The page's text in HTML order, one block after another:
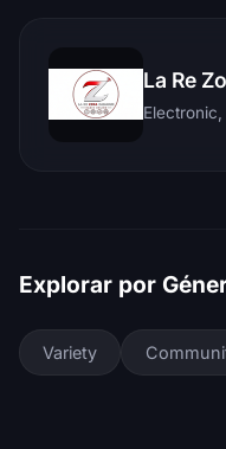
La Re
Explorar por
Variety